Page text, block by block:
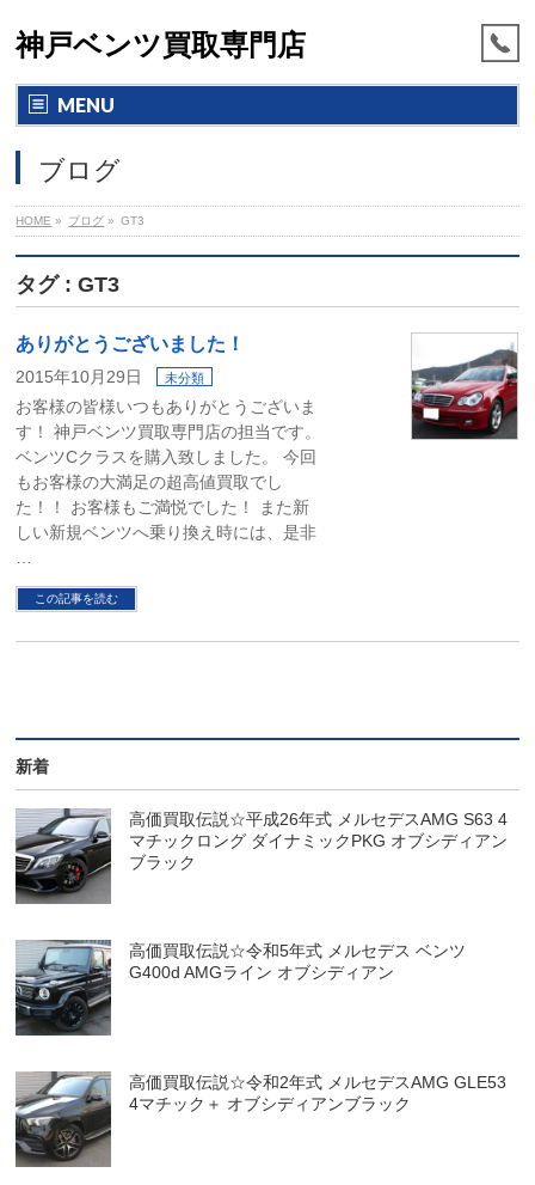
神戸ベンツ買取専門店
MENU
ブログ
HOME » ブログ » GT3
タグ : GT3
ありがとうございました！
2015年10月29日 未分類
お客様の皆様いつもありがとうございま
す！ 神戸ベンツ買取専門店の担当です。
ベンツCクラスを購入致しました。 今回
もお客様の大満足の超高値買取でし
た！！ お客様もご満悦でした！ また新
しい新規ベンツへ乗り換え時には、是非
この記事を読む
新着
高価買取伝説☆平成26年式 メルセデスAMG S63 4
マチックロング ダイナミックPKG オブシディアン
ブラック
高価買取伝説☆令和5年式 メルセデス ベンツ
G400d AMGライン オブシディアン
高価買取伝説☆令和2年式 メルセデスAMG GLE53
4マチック＋ オブシディアンブラック